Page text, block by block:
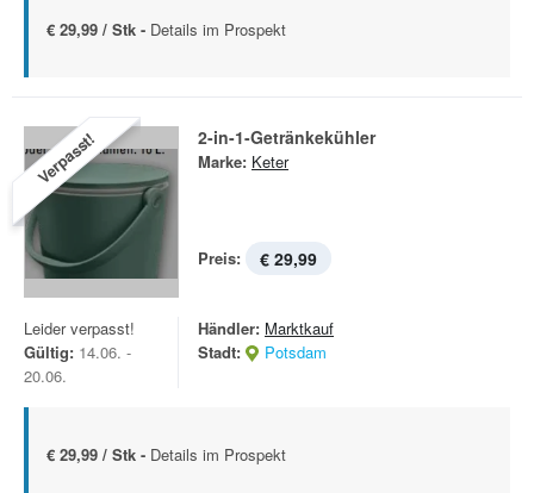
€ 29,99 / Stk - Details im Prospekt
Verpasst! 2-in-1-Getränkekühler
Marke: Keter
Preis: € 29,99
Leider verpasst!
Gültig: 14.06. -
20.06.
Händler: Marktkauf
Stadt:
Potsdam
€ 29,99 / Stk - Details im Prospekt